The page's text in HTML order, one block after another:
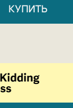
КУПИТЬ